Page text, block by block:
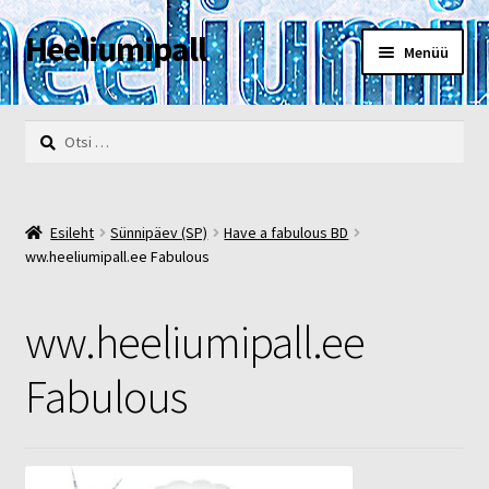
Liigu
navigeerimisele
Liigu
sisu
juurde
Heeliumipall Menüü
Esileht
Kontakt
Müügi- ja privaatsustingimused
POOD
Otsi:
Esileht Sünnipäev (SP)
Have a fabulous BD
ww.heeliumipall.ee Fabulous
ww.heeliumipall.ee
Fabulous